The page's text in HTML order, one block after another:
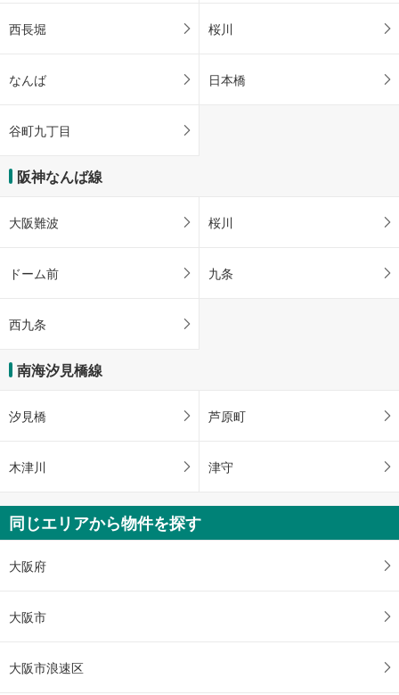
西長堀 桜川
なんば 日本橋
谷町九丁目
阪神なんば線
大阪難波 桜川
ドーム前 九条
西九条
南海汐見橋線
汐見橋 芦原町
木津川 津守
同じエリアから物件を探す
大阪府
大阪市
大阪市浪速区